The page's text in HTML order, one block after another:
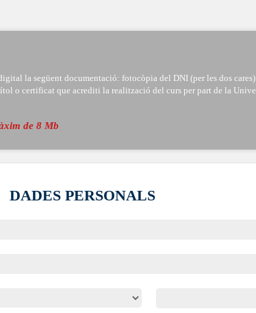
la següent documentació: fotocòpia del DNI (per les dos
o certificat que acrediti la realització del curs per part de la
de 8 Mb
DADES PERSONALS